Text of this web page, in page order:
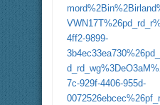
4ff2-9899-
7c-929f-4406-955d-